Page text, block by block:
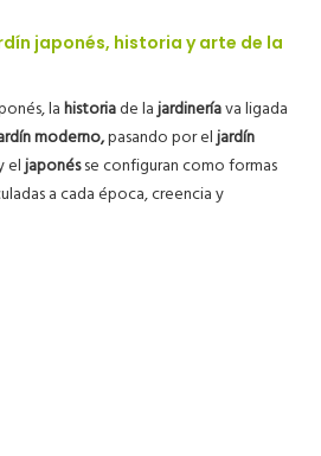
japonés, historia y arte de la
lahistoriade lajardineríava ligada
moderno,pasando por eljardín
eljaponésse configuran como formas
a cada época, creencia y